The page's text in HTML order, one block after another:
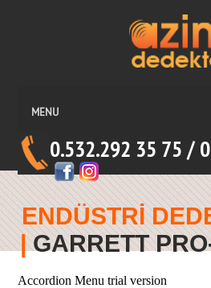
MENU
0.532.292 35 75 /
ENDÜSTRİ
|GARRETT
Accordion Menu trial version